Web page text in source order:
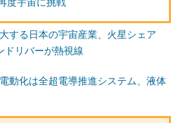
する日本の宇宙産業、火星シェア
ドリバーが熱視線
動化は全超電導推進システム、液体